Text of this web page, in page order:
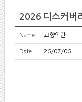
2026 디스커버
Name 교향악단
Date 26/07/06